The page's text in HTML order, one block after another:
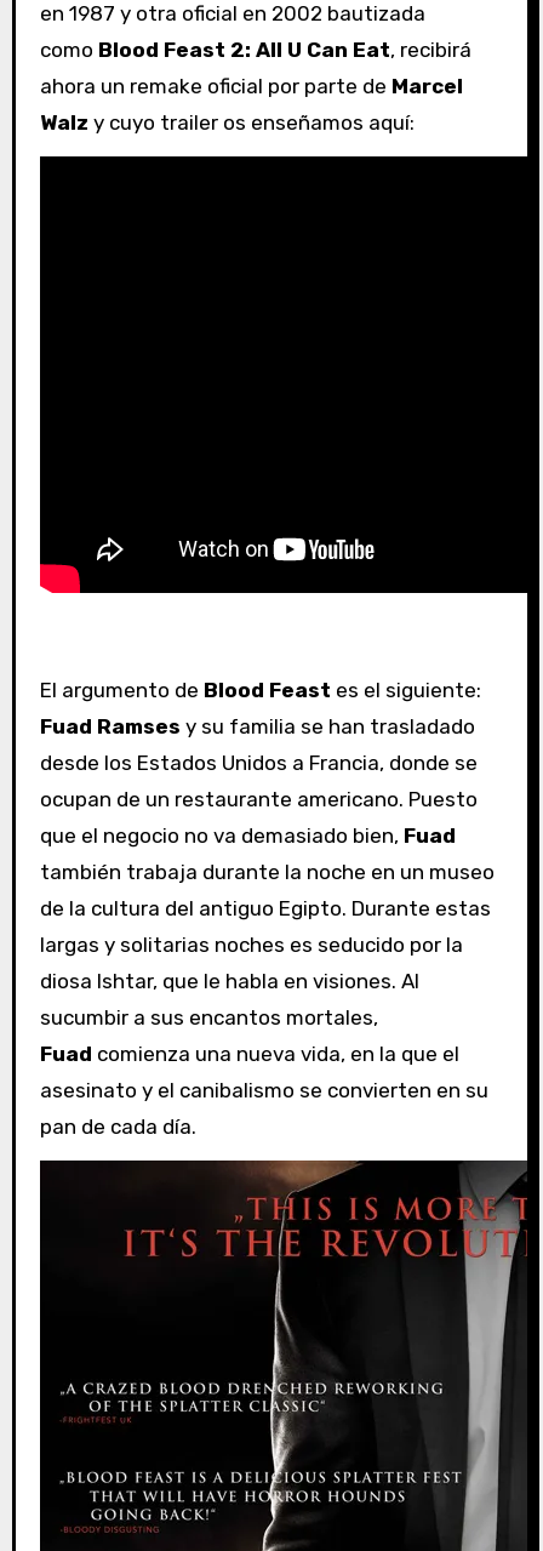
en 1987 y otra oficial en 2002 bautizada
como Blood Feast 2: All U Can Eat, recibirá
ahora un remake oficial por parte de Marcel
Walz y cuyo trailer os enseñamos aquí:
El argumento de Blood Feast es el siguiente:
Fuad Ramses y su familia se han trasladado
desde los Estados Unidos a Francia, donde se
ocupan de un restaurante americano. Puesto
que el negocio no va demasiado bien, Fuad
también trabaja durante la noche en un museo
de la cultura del antiguo Egipto. Durante estas
largas y solitarias noches es seducido por la
diosa Ishtar, que le habla en visiones. Al
sucumbir a sus encantos mortales,
Fuad comienza una nueva vida, en la que el
asesinato y el canibalismo se convierten en su
pan de cada día.